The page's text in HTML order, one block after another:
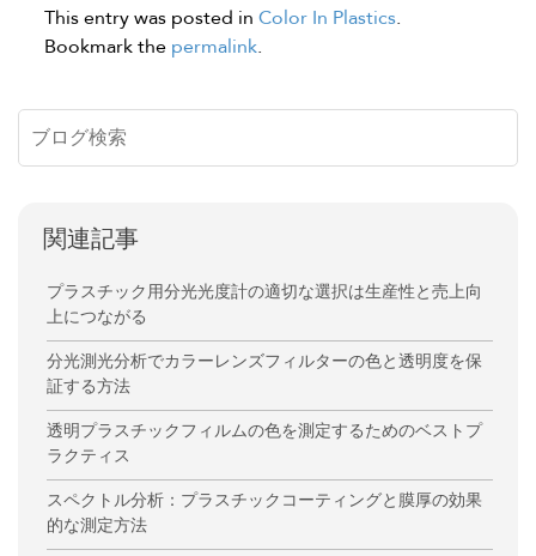
This entry was posted in Color In Plastics.
Bookmark the permalink.
関連記事
プラスチック用分光光度計の適切な選択は生産性と売上向
上につながる
分光測光分析でカラーレンズフィルターの色と透明度を保
証する方法
透明プラスチックフィルムの色を測定するためのベストプ
ラクティス
スペクトル分析：プラスチックコーティングと膜厚の効果
的な測定方法